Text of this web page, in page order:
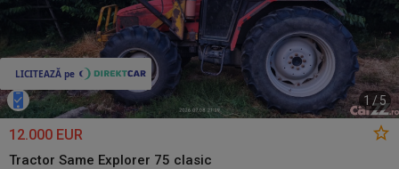
1 /5
12.000 EUR
Tractor Same Explorer 75 clasic